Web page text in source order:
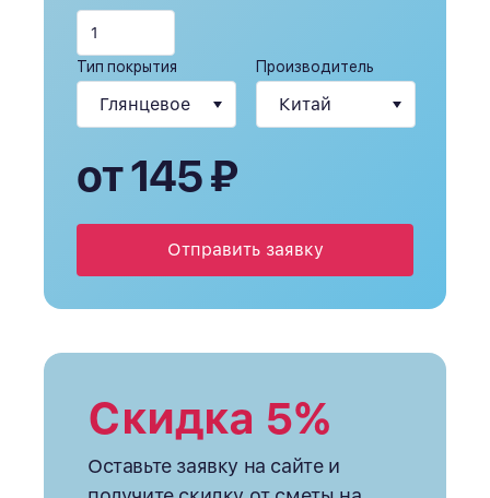
Тип покрытия Производитель
от 145 ₽
Отправить заявку
Скидка 5%
Оставьте заявку на сайте и